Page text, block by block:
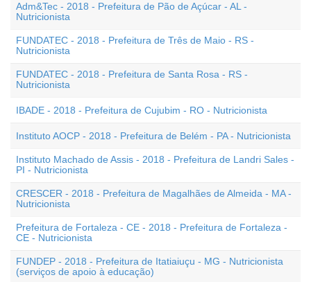
Adm&Tec - 2018 - Prefeitura de Pão de Açúcar - AL -
Nutricionista
FUNDATEC - 2018 - Prefeitura de Três de Maio - RS -
Nutricionista
FUNDATEC - 2018 - Prefeitura de Santa Rosa - RS -
Nutricionista
IBADE - 2018 - Prefeitura de Cujubim - RO - Nutricionista
Instituto AOCP - 2018 - Prefeitura de Belém - PA - Nutricionista
Instituto Machado de Assis - 2018 - Prefeitura de Landri Sales -
PI - Nutricionista
CRESCER - 2018 - Prefeitura de Magalhães de Almeida - MA -
Nutricionista
Prefeitura de Fortaleza - CE - 2018 - Prefeitura de Fortaleza -
CE - Nutricionista
FUNDEP - 2018 - Prefeitura de Itatiaiuçu - MG - Nutricionista
(serviços de apoio à educação)